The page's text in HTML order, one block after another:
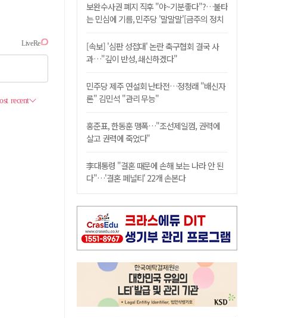
보완수사권 폐지 직후 "야~기분좋다"?…불타
는 민심에 기름, 민주당 '말말말'[금주의 정치
[속보] '심판 성접대' 논란 축구협회 결국 사
과…"깊이 반성, 쇄신하겠다"
민주당 제주 연설회 난타전…정청래 "배신자
론" 김민석 "관리 무능"
홍준표, 한동훈 맹폭…"조선제일껌, 권력에
살고 권력에 죽었다"
李대통령 "결혼 때문에 손해 보는 나라 안 된
다"…'결혼 페널티' 22개 손본다